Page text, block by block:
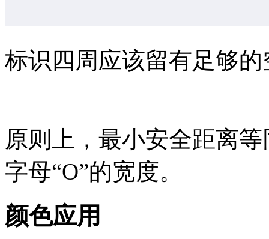
标识四周应该留有足够的
原则上，最小安全距离等
字母“O”的宽度。
颜色应用